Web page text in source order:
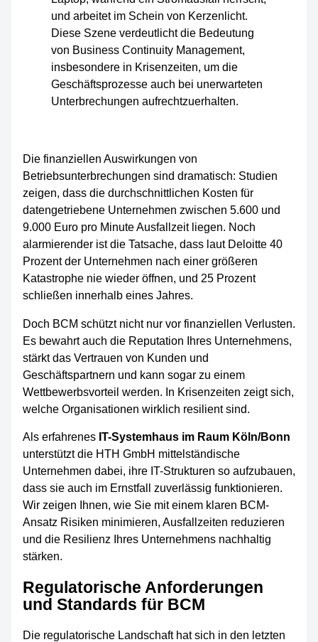
Die finanziellen Auswirkungen von
Betriebsunterbrechungen sind dramatisch: Studien
zeigen, dass die durchschnittlichen Kosten für
datengetriebene Unternehmen zwischen 5.600 und
9.000 Euro pro Minute Ausfallzeit liegen. Noch
alarmierender ist die Tatsache, dass laut Deloitte 40
Prozent der Unternehmen nach einer größeren
Katastrophe nie wieder öffnen, und 25 Prozent
schließen innerhalb eines Jahres.
Doch BCM schützt nicht nur vor finanziellen Verlusten.
Es bewahrt auch die Reputation Ihres Unternehmens,
stärkt das Vertrauen von Kunden und
Geschäftspartnern und kann sogar zu einem
Wettbewerbsvorteil werden. In Krisenzeiten zeigt sich,
welche Organisationen wirklich resilient sind.
Als erfahrenes IT-Systemhaus im Raum Köln/Bonn
unterstützt die HTH GmbH mittelständische
Unternehmen dabei, ihre IT-Strukturen so aufzubauen,
dass sie auch im Ernstfall zuverlässig funktionieren.
Wir zeigen Ihnen, wie Sie mit einem klaren BCM-
Ansatz Risiken minimieren, Ausfallzeiten reduzieren
und die Resilienz Ihres Unternehmens nachhaltig
stärken.
Regulatorische Anforderungen
und Standards für BCM
Die regulatorische Landschaft hat sich in den letzten